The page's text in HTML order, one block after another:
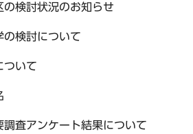
検討状況のお知らせ
の検討について
ついて
査アンケート結果について